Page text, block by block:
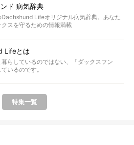
ド 病気辞典
Dachshund Lifeオリジナル病気辞典。あなた
スを守るための情報満載
Lifeとは
らしているのではない、「ダックスフン
いるのです。
特集一覧